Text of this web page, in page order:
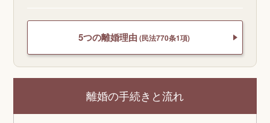
5つの離婚理由 (民法770条1項)
離婚の手続きと流れ